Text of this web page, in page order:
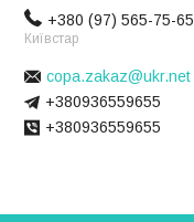
+380 (97) 565-75-65
Київстар
copa.zakaz@ukr.net
+380936559655
+380936559655